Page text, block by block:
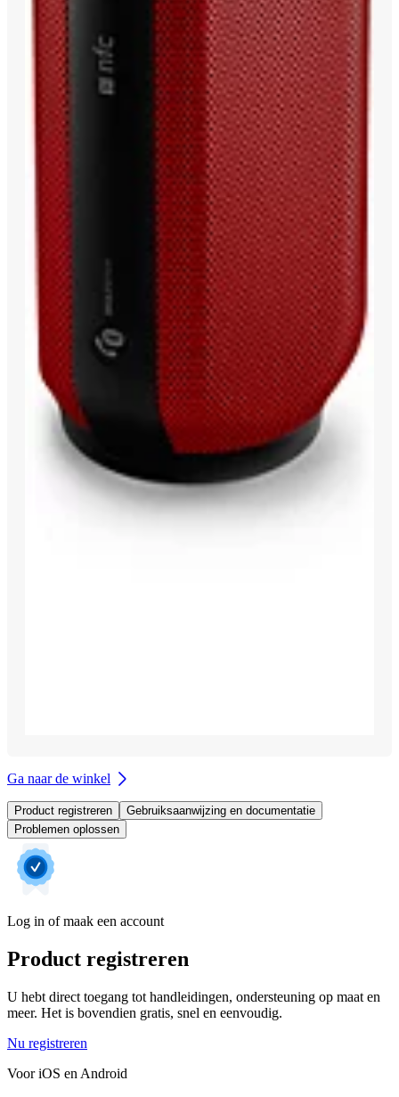
Ga naar de winkel
Product registreren
Gebruiksaanwijzing en documentatie
Problemen oplossen
Log in of maak een account
Product registreren
U hebt direct toegang tot handleidingen, ondersteuning op maat en
meer. Het is bovendien gratis, snel en eenvoudig.
Nu registreren
Voor iOS en Android